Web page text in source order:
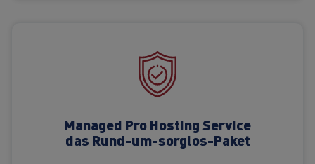
Managed Pro Hosting Service
das Rund-um-sorglos-Paket